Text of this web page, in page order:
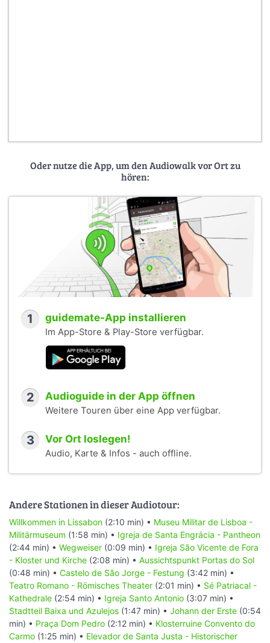
Oder nutze die App, um den Audiowalk vor Ort zu
hören:
1 guidemate-App installieren
Im App-Store & Play-Store verfügbar.
2 Audioguide in der App öffnen
Weitere Touren über eine App verfügbar.
3 Vor Ort loslegen!
Audio, Karte & Infos - auch offline.
Andere Stationen in dieser Audiotour:
Willkommen in Lissabon (2:10 min) • Museu Militar de Lisboa -
Militärmuseum (1:58 min) • Igreja de Santa Engrácia - Pantheon
(2:44 min) • Wegweiser (0:09 min) • Igreja São Vicente de Fora
- Kloster und Kirche (2:08 min) • Aussichtspunkt Portas do Sol
(0:48 min) • Castelo de São Jorge - Festung (3:42 min) •
Teatro Romano - Römisches Theater (2:01 min) • Sé Patriacal -
Kathedrale (2:54 min) • Igreja Santo Antonio (3:07 min) •
Stadtteil Baixa und Azulejos (1:47 min) • Johann der Erste (0:54
min) • Praça Dom Pedro (2:12 min) • Klosterruine Convento do
Carmo (1:25 min) • Elevador de Santa Justa - Historischer